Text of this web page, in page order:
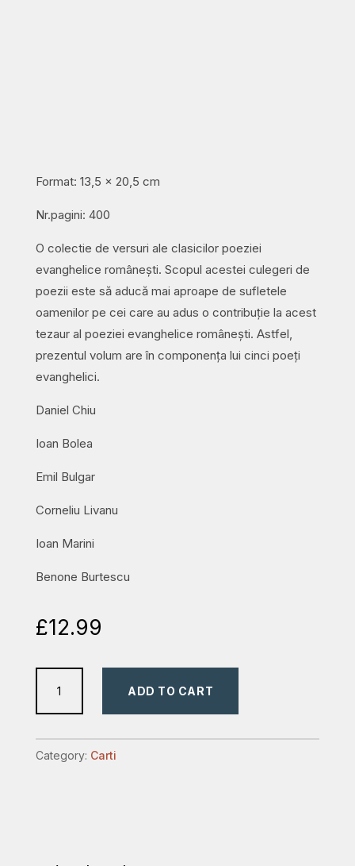
Format: 13,5 x 20,5 cm
Nr.pagini: 400
O colectie de versuri ale clasicilor poeziei
evanghelice românești. Scopul acestei culegeri de
poezii este să aducă mai aproape de sufletele
oamenilor pe cei care au adus o contribuție la acest
tezaur al poeziei evanghelice românești. Astfel,
prezentul volum are în componența lui cinci poeți
evanghelici.
Daniel Chiu
Ioan Bolea
Emil Bulgar
Corneliu Livanu
Ioan Marini
Benone Burtescu
£12.99
farmec
–
ADD TO CART
Category: Carti